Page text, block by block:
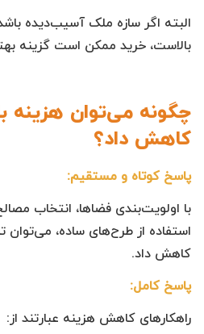
البته اگر سازه ملک آسیب‌دیده
بالاست، خرید ممکن است گزینه
چگونه می‌توان هزینه
کاهش داد؟
پاسخ کوتاه و مستقیم:
با اولویت‌بندی فضاها، انتخاب
کاهش داد.
پاسخ کامل:
راهکارهای کاهش هزینه عبارتند از: